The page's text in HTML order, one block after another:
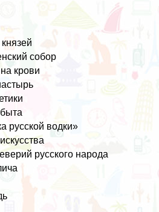
собор
крови
ь
русской водки»
русского народа